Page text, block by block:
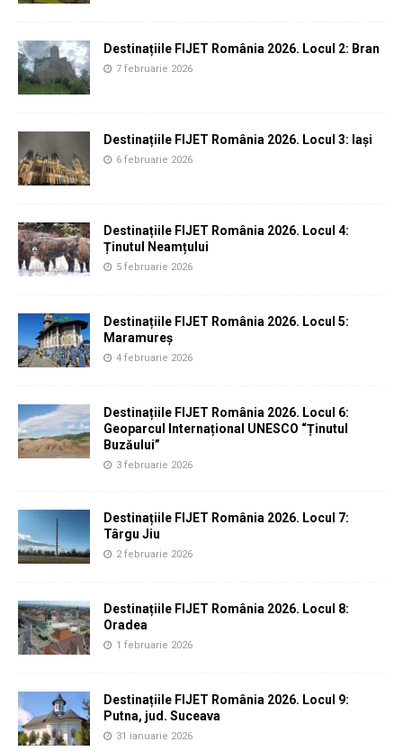
Destinațiile FIJET România 2026. Locul 2: Bran
7 februarie 2026
Destinațiile FIJET România 2026. Locul 3: Iași
6 februarie 2026
Destinațiile FIJET România 2026. Locul 4:
Ținutul Neamțului
5 februarie 2026
Destinațiile FIJET România 2026. Locul 5:
Maramureș
4 februarie 2026
Destinațiile FIJET România 2026. Locul 6:
Geoparcul Internațional UNESCO “Ținutul
Buzăului”
3 februarie 2026
Destinațiile FIJET România 2026. Locul 7:
Târgu Jiu
2 februarie 2026
Destinațiile FIJET România 2026. Locul 8:
Oradea
1 februarie 2026
Destinațiile FIJET România 2026. Locul 9:
Putna, jud. Suceava
31 ianuarie 2026